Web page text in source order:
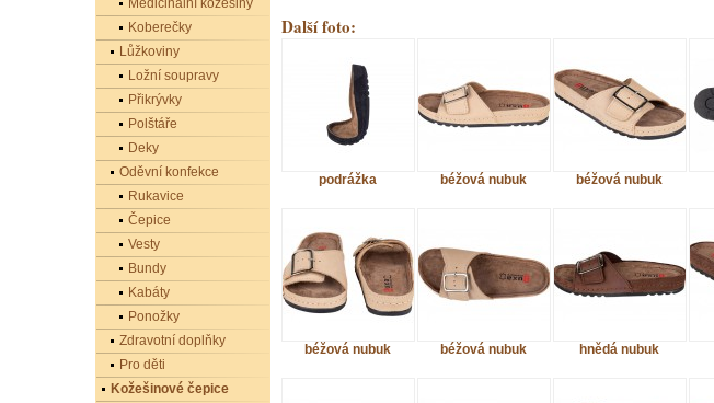
Další foto:
podrážka béžová nubuk béžová nubuk
béžová nubuk béžová nubuk hnědá nubuk
Medicinální kožešiny
Koberečky
Lůžkoviny
Ložní soupravy
Přikrývky
Polštáře
Deky
Oděvní konfekce
Rukavice
Čepice
Vesty
Bundy
Kabáty
Ponožky
Zdravotní doplňky
Pro děti
Kožešinové čepice